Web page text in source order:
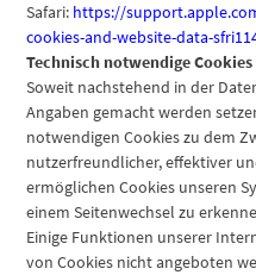
Safari: https://
cookies-and-website-data-
Technisch notwendige Cookies
Soweit nachstehend in der
Angaben gemacht werden
notwendigen Cookies zu dem
nutzerfreundlicher, effektiver
ermöglichen Cookies unseren
einem Seitenwechsel zu
Einige Funktionen unserer
von Cookies nicht angeboten